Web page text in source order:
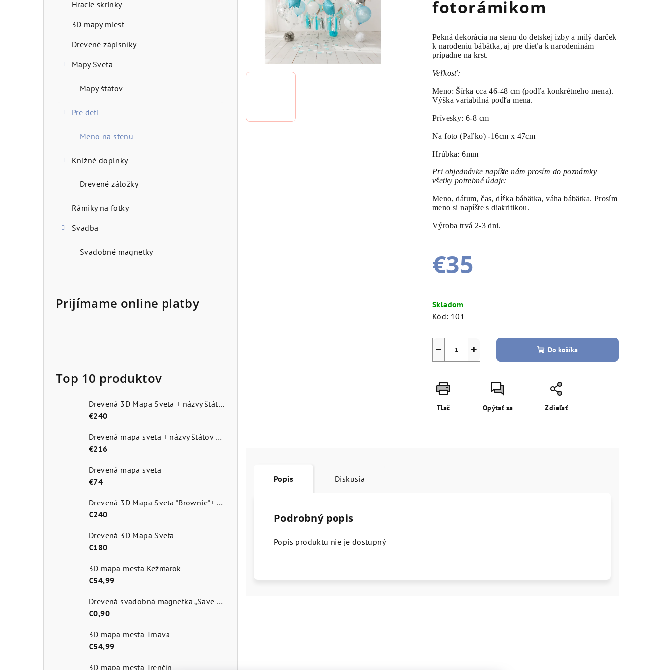
Hracie skrinky
3D mapy miest
Drevené zápisníky
Mapy Sveta
Mapy štátov
Pre deti
Meno na stenu
Knižné doplnky
Drevené záložky
Rámiky na fotky
Svadba
Svadobné magnetky
Prijímame online platby
Top 10 produktov
Drevená 3D Mapa Sveta + názvy štátov a hlavné mestá
€240
Drevená mapa sveta + názvy štátov a hlavné mestá
€216
Drevená mapa sveta
€74
Drevená 3D Mapa Sveta "Brownie"+ názvy štátov a hlavné mestá
€240
Drevená 3D Mapa Sveta
€180
3D mapa mesta Kežmarok
€54,99
Drevená svadobná magnetka „Save the Date
€0,90
3D mapa mesta Trnava
€54,99
3D mapa mesta Trenčín
fotorámikom
Pekná dekorácia na stenu do detskej izby a milý darček
k narodeniu bábätka, aj pre dieťa k narodeninám
prípadne na krst.
Veľkosť:
Meno: Šírka cca 46-48 cm (podľa konkrétneho mena).
Výška variabilná podľa mena.
Prívesky: 6-8 cm
Na foto (Paľko) -16cm x 47cm
Hrúbka: 6mm
Pri objednávke napíšte nám prosím do poznámky
všetky potrebné údaje:
Meno, dátum, čas, dĺžka bábätka, váha bábätka. Prosím
meno si napíšte s diakritikou.
Výroba trvá 2-3 dni.
€35
cena:
Skladom
Kód: 101
+
− Do košíka
Tlač Opýtať sa Zdieľať
Popis Diskusia
Podrobný popis
Popis produktu nie je dostupný